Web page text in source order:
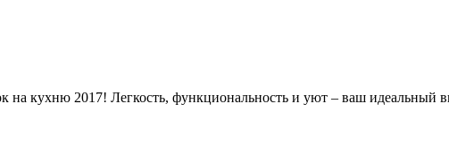
на кухню 2017! Легкость, функциональность и уют – ваш идеальный